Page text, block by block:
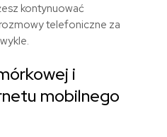
kontynuować
telefoniczne za
i
mobilnego